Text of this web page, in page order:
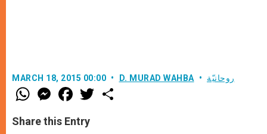
MARCH 18, 2015 00:00 D. MURAD WAHBA روحانيّة
W
h
t
s
M
e
s
e
F
a
e
b
w
Share this Entry